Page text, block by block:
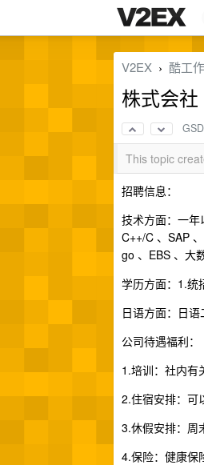
V2EX › 酷工作
株式会
This topic
招聘信息：
技术方面：一年
C++/C 、SAP
go 、EBS 、大
学历方面：1.统
日语方面：日
公司待遇福利：
1.培训：社内有
2.住宿安排：可
3.休假安排：周
4.保险：健康保